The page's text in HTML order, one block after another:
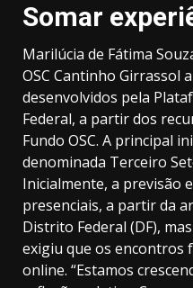
Somar
Marilúcia de Fátima
OSC Cantinho Girrassol
desenvolvidos pela
Federal, a partir dos
Fundo OSC. A principal
denominada Terceiro
Inicialmente, a previsão
presenciais, a partir da
Distrito Federal (DF),
exigiu que os encontros
online. “Estamos